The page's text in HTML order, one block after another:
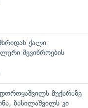
ქალი
შევიწროების
მუქარაზე
ბასილაშვილს კი